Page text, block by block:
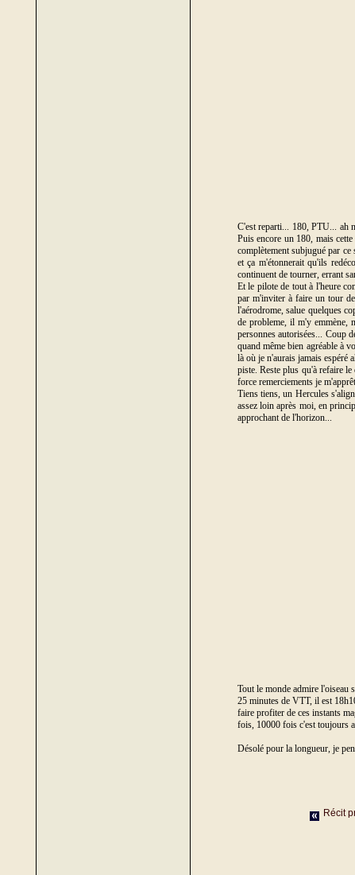
C'est reparti... 180, PTU... ah
Puis encore un 180, mais
complètement subjugué par
et ça m'étonnerait qu'ils
continuent de tourner, errant
Et le pilote de tout à l'heure
par m'inviter à faire un tour
l'aérodrome, salue quelques
de probleme, il m'y emmène,
personnes autorisées... Coup
quand même bien agréable à
là où je n'aurais jamais
piste. Reste plus qu'à refaire
force remerciements je
Tiens tiens, un Hercules
assez loin après moi, en
approchant de l'horizon...
Tout le monde admire l'oiseau
25 minutes de VTT, il est
faire profiter de ces instants
fois, 10000 fois c'est toujours
Désolé pour la longueur, je
Récit